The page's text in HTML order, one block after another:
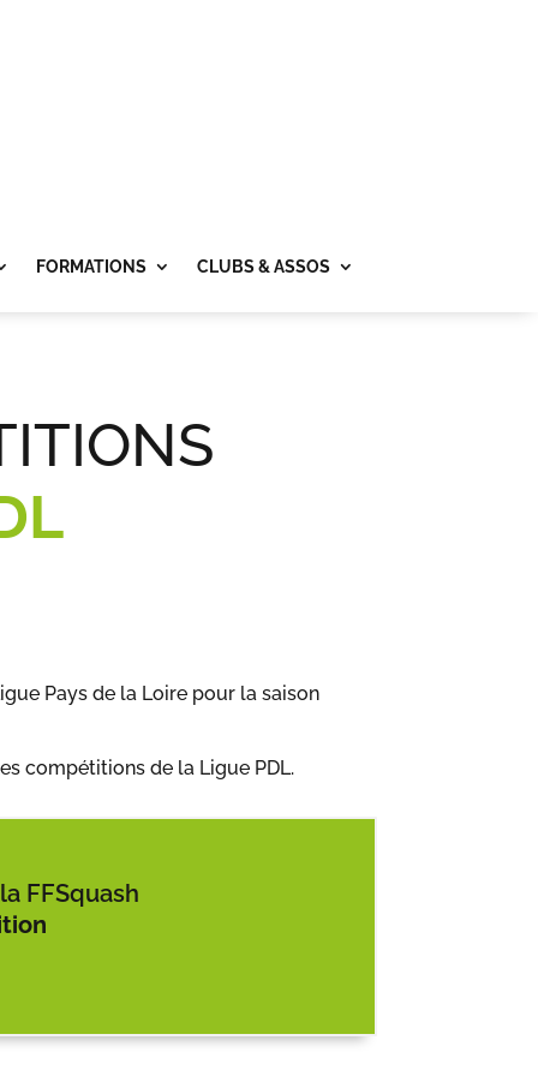
FORMATIONS CLUBS & ASSOS
Pays de la Loire pour la saison
compétitions de la Ligue PDL.
FFSquash